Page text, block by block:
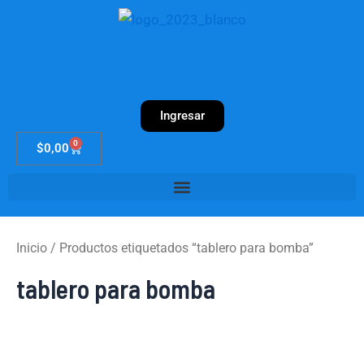
Ingresar
$0,00 0
Cart
Inicio / Productos etiquetados “tablero para bomba”
tablero para bomba